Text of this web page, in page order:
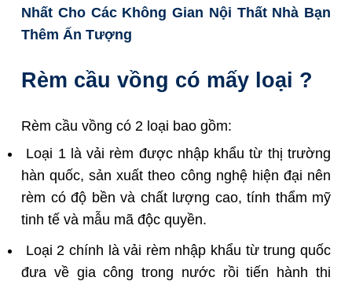
Nhất Cho Các Không Gian Nội Thất Nhà Bạn
Thêm Ấn Tượng
Rèm cầu vồng có mấy loại ?
Rèm cầu vồng có 2 loại bao gồm:
Loại 1 là vải rèm được nhập khẩu từ thị trường
hàn quốc, sản xuất theo công nghệ hiện đại nên
rèm có độ bền và chất lượng cao, tính thẩm mỹ
tinh tế và mẫu mã độc quyền.
Loại 2 chính là vải rèm nhập khẩu từ trung quốc
đưa về gia công trong nước rồi tiến hành thi